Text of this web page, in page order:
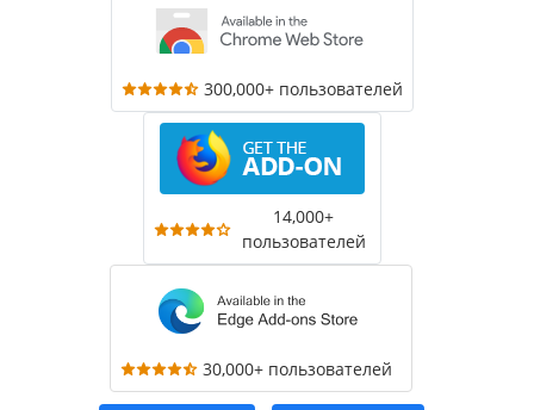
300,000+ пользователей
14,000+
пользователей
30,000+ пользователей